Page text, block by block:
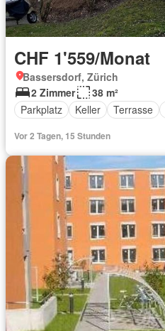
CHF 1'559/Monat
Bassersdorf, Zürich
2 Zimmer
38 m²
Parkplatz
Keller Terrasse
Vor 2 Tagen, 15 Stunden